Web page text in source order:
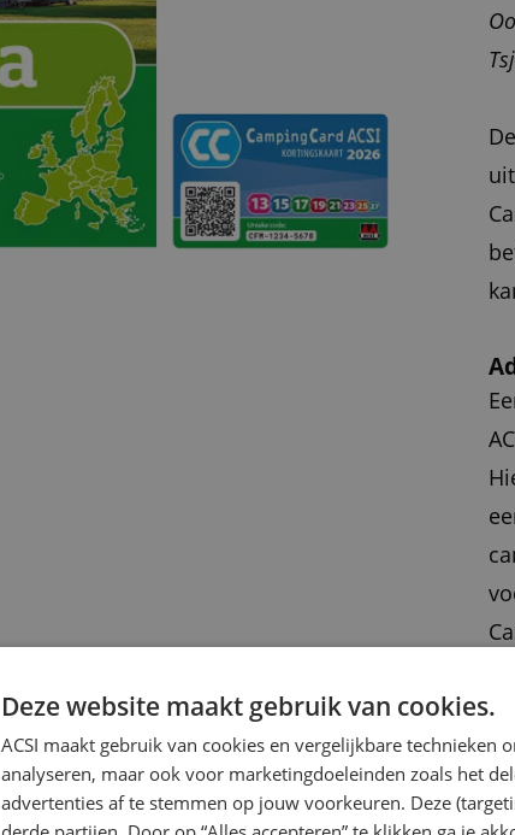
Deze website maakt gebruik van cookies.
ACSI maakt gebruik van cookies en vergelijkbare technieken
analyseren, maar ook voor marketingdoeleinden zoals het
advertenties af te stemmen op jouw voorkeuren. Deze